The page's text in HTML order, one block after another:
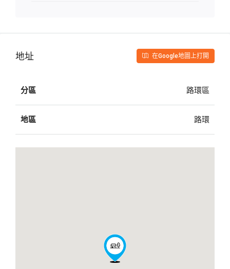
地址 在Google地圖上打開
分區 路環區
地區 路環